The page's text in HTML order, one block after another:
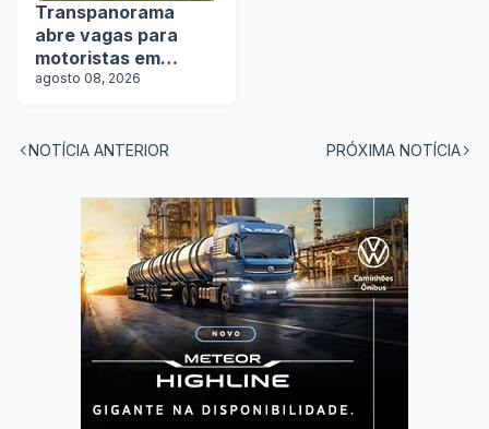
Transpanorama
abre vagas para
motoristas em
operação com
agosto 08, 2026
NOTÍCIA ANTERIOR PRÓXIMA NOTÍCIA